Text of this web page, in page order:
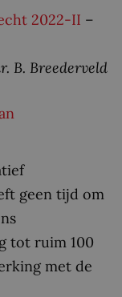
2022-II –
B. Breederveld
geen tijd om
tot ruim 100
met de